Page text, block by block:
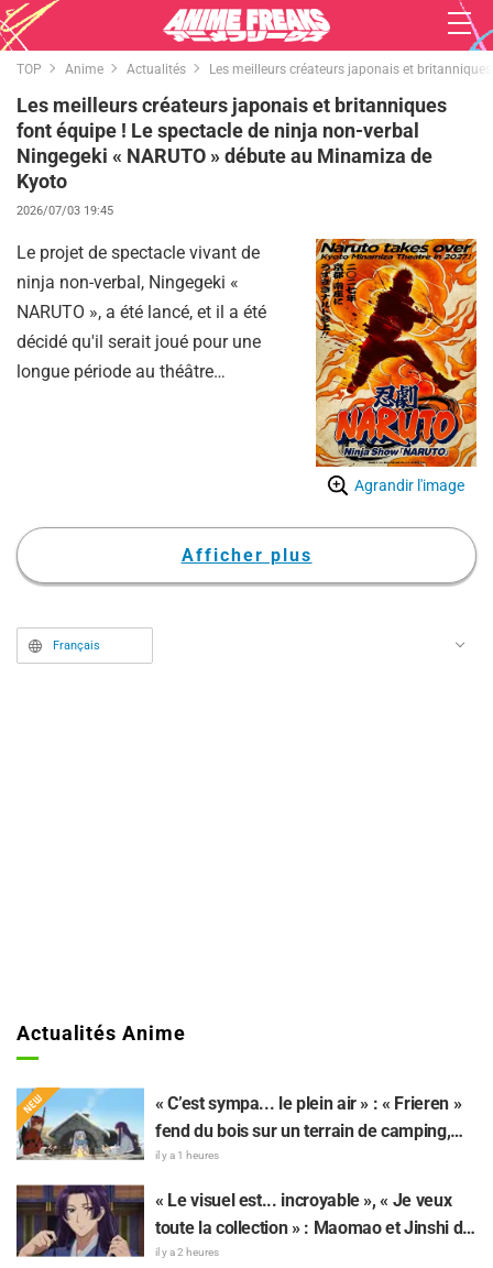
TOP Anime Actualités Les meilleurs créateurs japonais et
Les meilleurs créateurs japonais et britanniques
font équipe ! Le spectacle de ninja non-verbal
Ningegeki « NARUTO » débute au Minamiza de
Kyoto
2026/07/03 19:45
Agrandir l'image
Le projet de spectacle vivant de
ninja non-verbal, Ningegeki «
NARUTO », a été lancé, et il a été
décidé qu'il serait joué pour une
longue période au théâtre
Afficher plus
Français
Actualités Anime
« C’est sympa... le plein air » : « Frieren »
fend du bois sur un terrain de camping,
cet univers surréaliste fait réagir : « Sa vie
il y a 1 heures
« Le visuel est... incroyable », « Je veux
toute la collection » : Maomao et Jinshi de
« Les Carnets de l’Apothicaire : Le Film »
il y a 2 heures